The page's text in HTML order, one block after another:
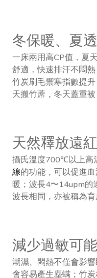
冬保暖、夏
一床兩用高CP值，夏
舒適，快速排汗不悶
竹炭刷毛禦寒指數提
天搬竹蓆，冬天蓋重被
天然釋放遠
攝氏溫度700℃以上高
線的功能，可以促進
暖；波長4〜14upm的
波長相同，亦被稱為育
減少過敏可
潮濕、悶熱不僅會影
會容易產生塵螨；竹